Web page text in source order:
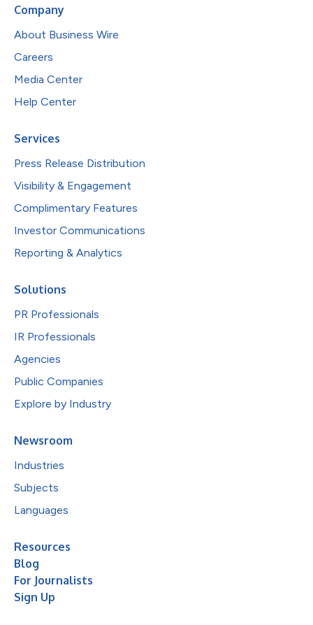
Company
About Business Wire
Careers
Media Center
Help Center
Services
Press Release Distribution
Visibility & Engagement
Complimentary Features
Investor Communications
Reporting & Analytics
Solutions
PR Professionals
IR Professionals
Agencies
Public Companies
Explore by Industry
Newsroom
Industries
Subjects
Languages
Resources
Blog
For Journalists
Sign Up